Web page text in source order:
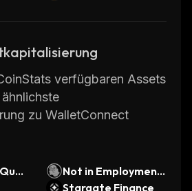
verfügbaren Assets
zu WalletConnect
Not in Employment,
Education, or Traini
Stargate Finance